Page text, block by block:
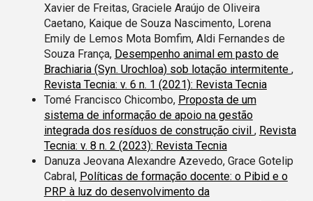
Xavier de Freitas, Graciele Araújo de Oliveira
Caetano, Kaique de Souza Nascimento, Lorena
Emily de Lemos Mota Bomfim, Aldi Fernandes de
Souza França, Desempenho animal em pasto de
Brachiaria (Syn. Urochloa) sob lotação intermitente ,
Revista Tecnia: v. 6 n. 1 (2021): Revista Tecnia
Tomé Francisco Chicombo, Proposta de um
sistema de informação de apoio na gestão
integrada dos resíduos de construção civil , Revista
Tecnia: v. 8 n. 2 (2023): Revista Tecnia
Danuza Jeovana Alexandre Azevedo, Grace Gotelip
Cabral, Políticas de formação docente: o Pibid e o
PRP à luz do desenvolvimento da